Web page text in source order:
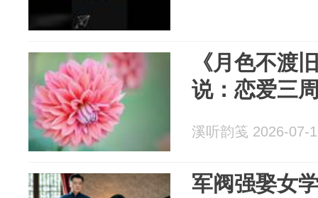
《月色不渡
说：恋爱三
溪听韵笺 2026-07-
军阀强娶女